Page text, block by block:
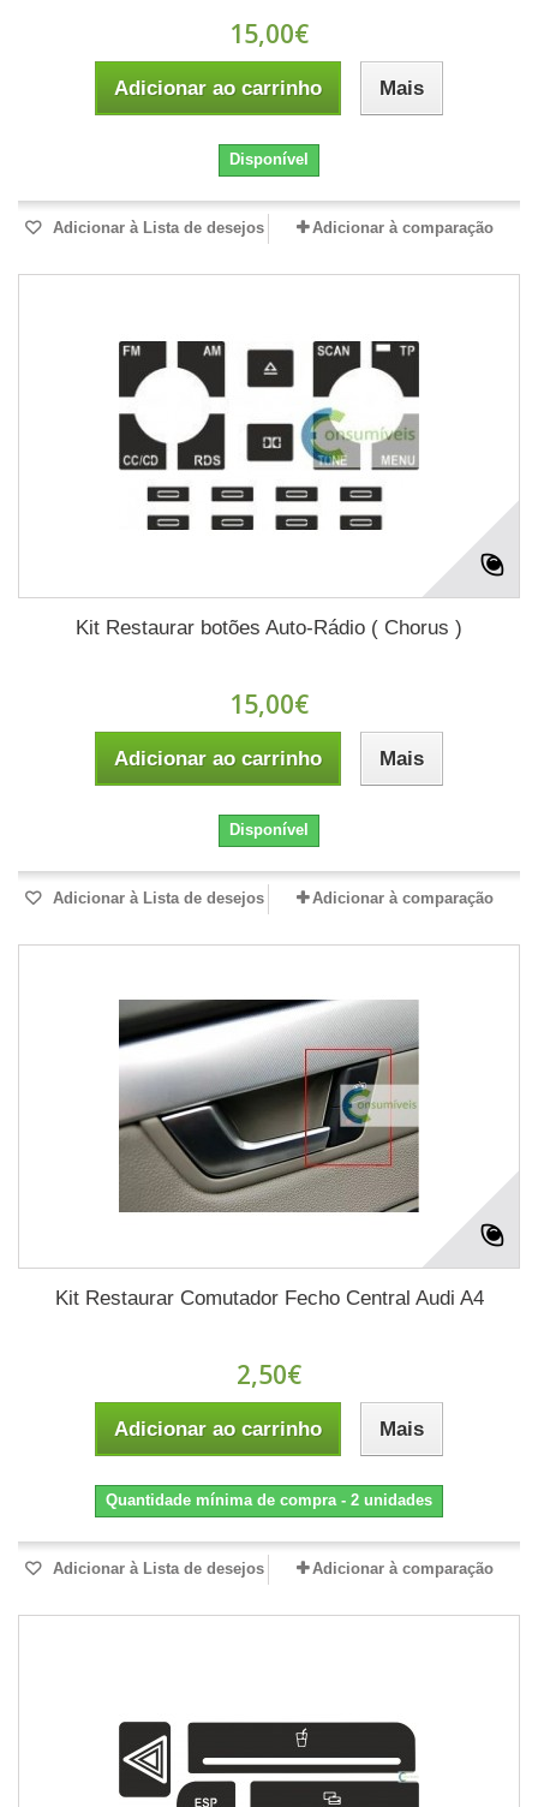
15,00€
Adicionar ao carrinho Mais
Disponível
Adicionar à Lista de desejos Adicionar à comparação
Kit Restaurar botões Auto-Rádio ( Chorus )
15,00€
Adicionar ao carrinho Mais
Disponível
Adicionar à Lista de desejos Adicionar à comparação
Kit Restaurar Comutador Fecho Central Audi A4
2,50€
Adicionar ao carrinho Mais
Quantidade mínima de compra - 2 unidades
Adicionar à Lista de desejos Adicionar à comparação